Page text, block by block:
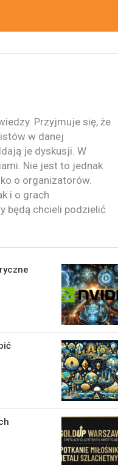
Przyjmuje się, że
w danej
je dyskusji. W
Nie jest to jednak
o organizatorów.
i o grach
będą chcieli podzielić